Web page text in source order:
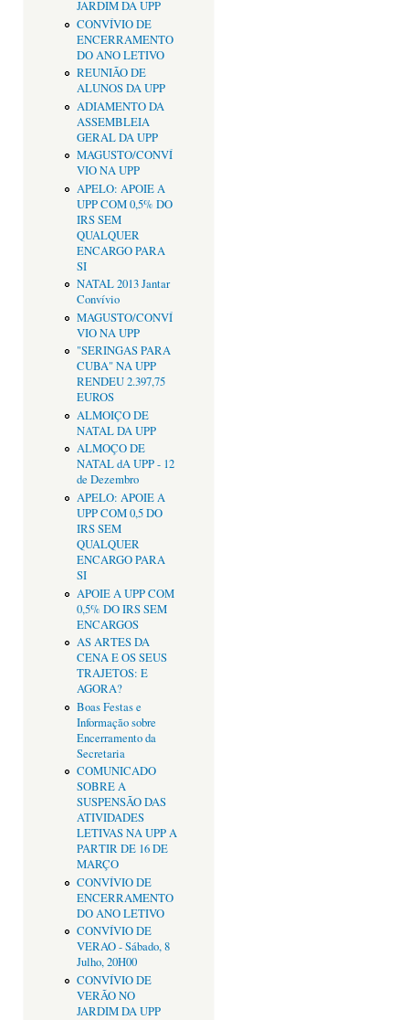
JARDIM DA UPP
CONVÍVIO DE
ENCERRAMENTO
DO ANO LETIVO
REUNIÃO DE
ALUNOS DA UPP
ADIAMENTO DA
ASSEMBLEIA
GERAL DA UPP
MAGUSTO/CONVÍ
VIO NA UPP
APELO: APOIE A
UPP COM 0,5% DO
IRS SEM
QUALQUER
ENCARGO PARA
SI
NATAL 2013 Jantar
Convívio
MAGUSTO/CONVÍ
VIO NA UPP
"SERINGAS PARA
CUBA" NA UPP
RENDEU 2.397,75
EUROS
ALMOIÇO DE
NATAL DA UPP
ALMOÇO DE
NATAL dA UPP - 12
de Dezembro
APELO: APOIE A
UPP COM 0,5 DO
IRS SEM
QUALQUER
ENCARGO PARA
SI
APOIE A UPP COM
0,5% DO IRS SEM
ENCARGOS
AS ARTES DA
CENA E OS SEUS
TRAJETOS: E
AGORA?
Boas Festas e
Informação sobre
Encerramento da
Secretaria
COMUNICADO
SOBRE A
SUSPENSÃO DAS
ATIVIDADES
LETIVAS NA UPP A
PARTIR DE 16 DE
MARÇO
CONVÍVIO DE
ENCERRAMENTO
DO ANO LETIVO
CONVÍVIO DE
VERAO - Sábado, 8
Julho, 20H00
CONVÍVIO DE
VERÃO NO
JARDIM DA UPP